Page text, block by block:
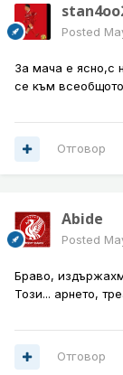
Posted
За мача е ясно,с
се към
Отговор
Abide
Posted
Браво,
Този... арнето,
Отговор